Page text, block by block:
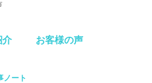
介 お客様の声
ノート